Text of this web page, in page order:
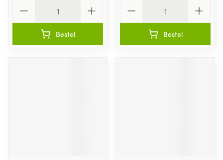
Bestel Bestel